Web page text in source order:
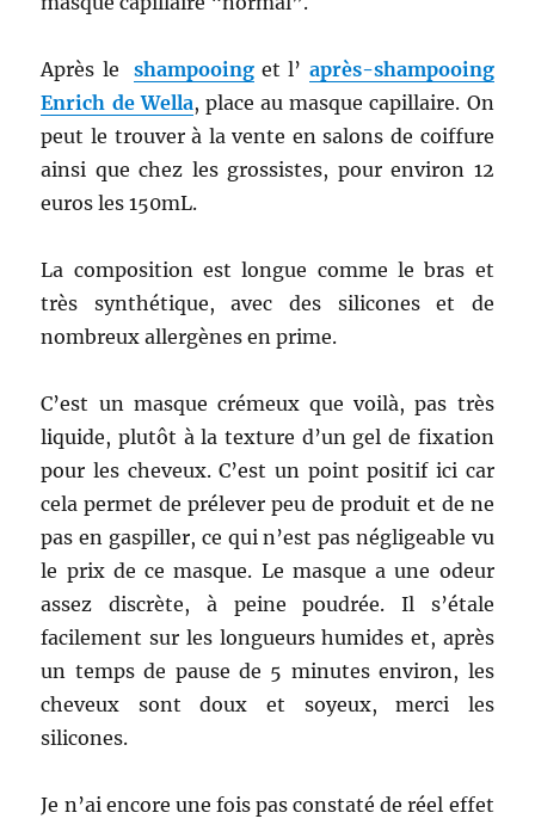
Après le shampooing et l’ après-shampooing
Enrich de Wella, place au masque capillaire. On
peut le trouver à la vente en salons de coiffure
ainsi que chez les grossistes, pour environ 12
euros les 150mL.
La composition est longue comme le bras et
très synthétique, avec des silicones et de
nombreux allergènes en prime.
C’est un masque crémeux que voilà, pas très
liquide, plutôt à la texture d’un gel de fixation
pour les cheveux. C’est un point positif ici car
cela permet de prélever peu de produit et de ne
pas en gaspiller, ce qui n’est pas négligeable vu
le prix de ce masque. Le masque a une odeur
assez discrète, à peine poudrée. Il s’étale
facilement sur les longueurs humides et, après
un temps de pause de 5 minutes environ, les
cheveux sont doux et soyeux, merci les
silicones.
Je n’ai encore une fois pas constaté de réel effet